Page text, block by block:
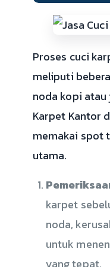
Proses cuci
meliputi
noda kopi atau
Karpet Kantor
memakai spot
utama.
karpet
noda,
untuk
yang tepat.